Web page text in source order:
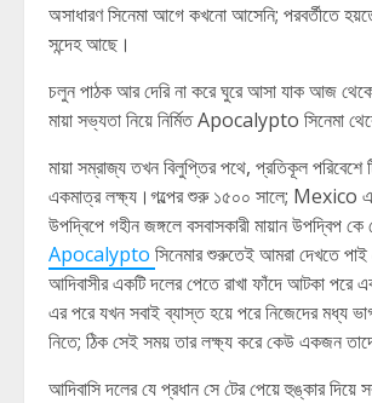
অসাধারণ সিনেমা আগে কখনো আসেনি; পরবর্তীতে
সন্দেহ আছে।
চলুন পাঠক আর দেরি না করে ঘুরে আসা যাক আজ
মায়া সভ্যতা নিয়ে নির্মিত Apocalypto সিনেমা
মায়া সম্রাজ্য তখন বিলুপ্তির পথে, প্রতিকূল পরিবেশে
একমাত্র লক্ষ্য।গল্পের শুরু ১৫০০ সালে; Mexico
উপদ্বিপে গহীন জঙ্গলে বসবাসকারী মায়ান উপদ্বিপ কে
Apocalypto সিনেমার শুরুতেই আমরা দেখতে
আদিবাসীর একটি দলের পেতে রাখা ফাঁদে আটকা পরে
এর পরে যখন সবাই ব্যাস্ত হয়ে পরে নিজেদের মধ্য
নিতে; ঠিক সেই সময় তার লক্ষ্য করে কেউ একজন
আদিবাসি দলের যে প্রধান সে টের পেয়ে হুঙ্কার দিয়ে